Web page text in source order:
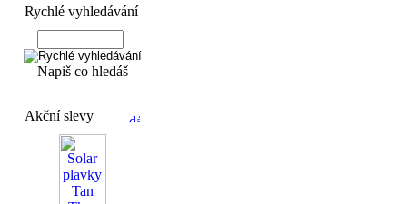
Rychlé vyhledávání
Napiš co hledáš
Akční slevy